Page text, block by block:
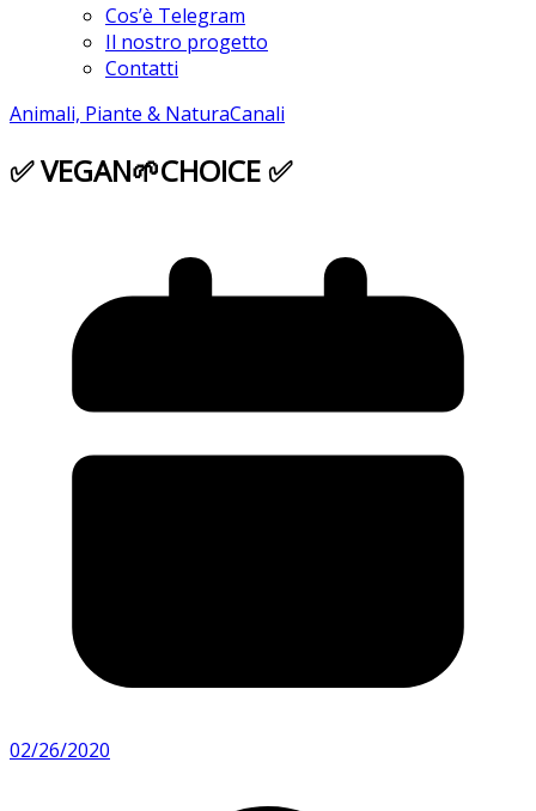
Cos’è Telegram
Il nostro progetto
Contatti
Animali, Piante & NaturaCanali
✅ VEGAN🌱CHOICE ✅
02/26/2020